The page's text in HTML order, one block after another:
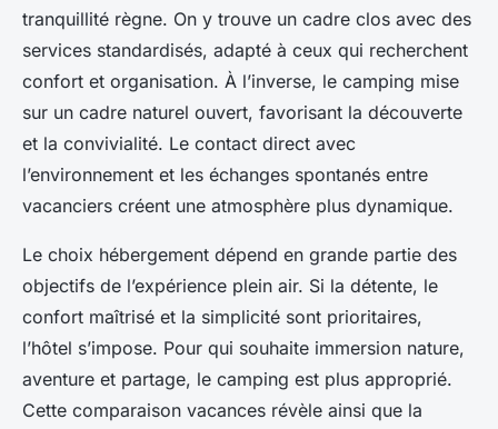
tranquillité règne. On y trouve un cadre clos avec des
services standardisés, adapté à ceux qui recherchent
confort et organisation. À l’inverse, le camping mise
sur un cadre naturel ouvert, favorisant la découverte
et la convivialité. Le contact direct avec
l’environnement et les échanges spontanés entre
vacanciers créent une atmosphère plus dynamique.
Le choix hébergement dépend en grande partie des
objectifs de l’expérience plein air. Si la détente, le
confort maîtrisé et la simplicité sont prioritaires,
l’hôtel s’impose. Pour qui souhaite immersion nature,
aventure et partage, le camping est plus approprié.
Cette comparaison vacances révèle ainsi que la